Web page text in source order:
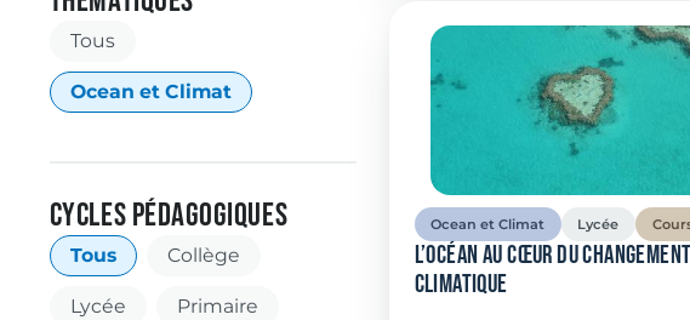
Catégories
Tous
Ocean et Climat
CYcles pédagogiques
Étiquettes
Tous Collège
Lycée Primaire
Ocean et Climat Lycée
L’océan au cœur du changement
climatique